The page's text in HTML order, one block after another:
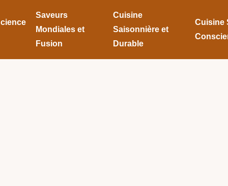
Saveurs
Mondiales et
Fusion
Cuisine
Saisonnière et
Durable
Cuisine